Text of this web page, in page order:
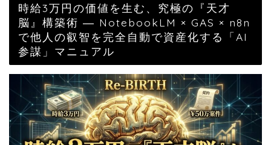
時給3万円の価値を生む、究極の『天才
脳』構築術 ― NotebookLM × GAS × n8n
で他人の叡智を完全自動で資産化する「AI
参謀」マニュアル